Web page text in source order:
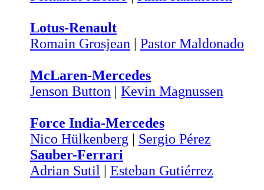
Lotus-Renault
Romain Grosjean | Pastor Maldonado
McLaren-Mercedes
Jenson Button | Kevin Magnussen
Force India-Mercedes
Nico Hülkenberg | Sergio Pérez
Sauber-Ferrari
Adrian Sutil | Esteban Gutiérrez